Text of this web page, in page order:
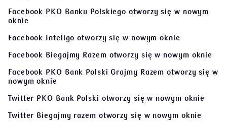
Facebook PKO Banku Polskiego otworzy się w nowym
oknie
Facebook Inteligo otworzy się w nowym oknie
Facebook Biegajmy Razem otworzy się w nowym oknie
Facebook PKO Bank Polski Grajmy Razemotworzy się w
nowym oknie
Twitter PKO Bank Polski otworzy się w nowym oknie
Twitter Biegajmy razem otworzy się w nowym oknie